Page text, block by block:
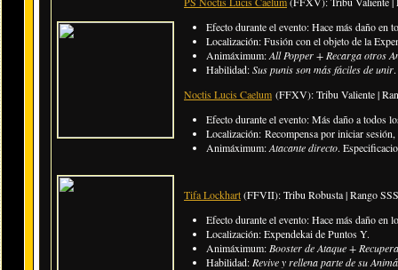
Efecto durante el evento: Hace más daño en
Localización: Fusión con el objeto de la
Animáximum:All Popper + Recarga otros
Habilidad:Sus punis son más fáciles de unir
Noctis Lucis Caelum (FFXV): Tribu Valiente |
Efecto durante el evento: Más daño a todos
Localización: Recompensa por iniciar
Animáximum:Atacante directo.
Tifa Lockhart(FFVII): Tribu Robusta | Rango
Efecto durante el evento: Hace más daño en
Localización: Expendekai de Puntos Y.
Animáximum: Booster de Ataque +
Habilidad: Revive y rellena parte de su